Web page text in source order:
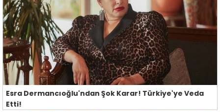
Esra Dermancıoğlu'ndan Şok Karar! Türkiye'ye Veda
Etti!